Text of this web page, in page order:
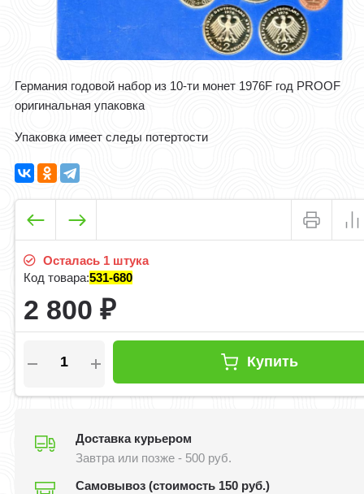
Германия годовой набор из 10-ти монет 1976F год PROOF
оригинальная упаковка
Упаковка имеет следы потертости
Осталась 1 штука
Код товара:531-680
2 800₽
Купить
Доставка курьером
Завтра или позже - 500 руб.
Самовывоз (стоимость 150 руб.)